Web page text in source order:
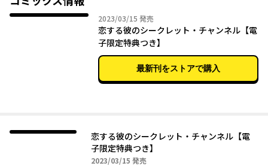
落ち込む天野だったが偶然彼と再会し、配信が原因で職と住む場
所をなくしたと聞く。そこで期間限定で彼と同居することにした
たものの、ある日、彼が別チャンネルでエロ配信しているところ
を目撃し、懇願されるまま配信の手伝いまでして……!?
イケメン真面目リーマン×一生懸命で天然な配信者
2023/03/15 2023年03月15日
発売
恋する彼のシークレット・チャンネル【電
子限定特典つき】
最新刊をストアで購入
恋する彼のシークレット・チャンネル【電
子限定特典つき】
2023/03/15 2023年03月15日
発売